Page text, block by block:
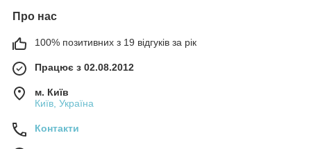
Про нас
100% позитивних з 19 відгуків за рік
Працює з 02.08.2012
м. Київ
Київ, Україна
Контакти